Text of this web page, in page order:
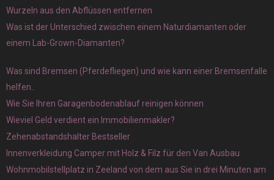
Wurzeln aus den Abflüssen entfernen
Was ist der Unterschied zwischen einem Naturdiamanten oder
einem Lab-Grown-Diamanten?
Was sind Bremsen (Pferdefliegen) und wie kann einer Bremsenfalle
helfen..
Wie Sie Ihren Garagenbodenablauf reinigen können
Wieviel Geld verdient ein Immobilienmakler?
Zehenabstandshalter Bestseller
Innenverkleidung Camper mit Holz & Filz für den Van Ausbau
Wohnmobilstellplatz in Zeeland von dem aus Sie in drei Minuten am